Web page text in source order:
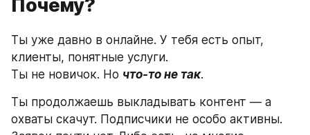
Почему?
Ты уже давно в онлайне. У тебя есть опыт,
клиенты, понятные услуги.
Ты не новичок. Но что-то не так.
Ты продолжаешь выкладывать контент — а
охваты скачут. Подписчики не особо активны.